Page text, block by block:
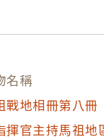
之軍艦作為運
名稱
戰地相冊第八冊
揮官主持馬祖地